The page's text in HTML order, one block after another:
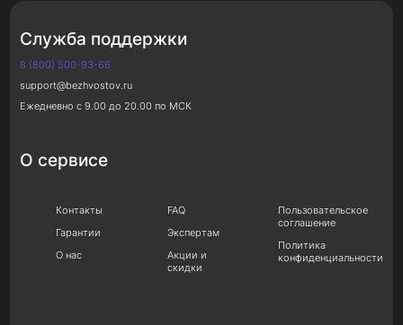
Служба поддержки
8 (800) 500-93-66
support@bezhvostov.ru
Ежедневно с 9.00 до 20.00 по МСК
О сервисе
Контакты
Гарантии
О нас
FAQ
Экспертам
Акции и
скидки
Пользовательское
соглашение
Политика
конфиденциальности